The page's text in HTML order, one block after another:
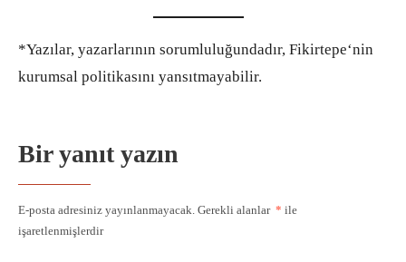
*Yazılar, yazarlarının sorumluluğundadır, Fikirtepe‘nin
kurumsal politikasını yansıtmayabilir.
Bir yanıt yazın
E-posta adresiniz yayınlanmayacak. Gerekli alanlar * ile
işaretlenmişlerdir